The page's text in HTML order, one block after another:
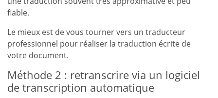
fiable.
Le mieux est de vous tourner vers un traducteur
professionnel pour réaliser la traduction écrite de
votre document.
Méthode 2 : retranscrire via un logiciel
de transcription automatique